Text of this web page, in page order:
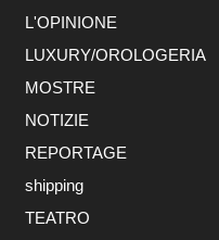
L'OPINIONE
LUXURY/OROLOGERIA
MOSTRE
NOTIZIE
REPORTAGE
shipping
TEATRO